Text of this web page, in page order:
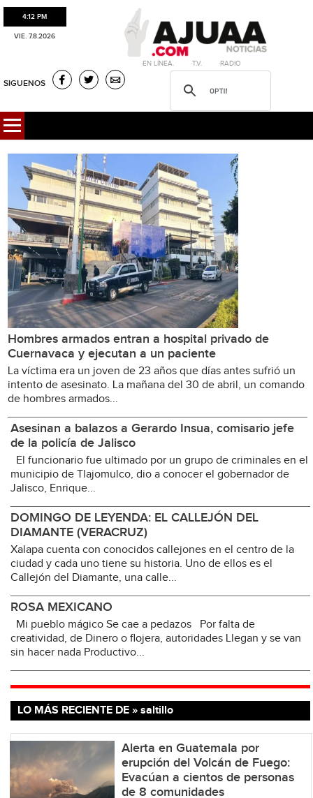
4:12 PM
VIE. 7.8.2026
·EN LÍNEA. ·T.V. ·RADIO
SIGUENOS
Hombres armados entran a hospital privado de
Cuernavaca y ejecutan a un paciente
La víctima era un joven de 23 años que días antes sufrió un
intento de asesinato. La mañana del 30 de abril, un comando
de hombres armados...
Asesinan a balazos a Gerardo Insua, comisario jefe
de la policía de Jalisco
El funcionario fue ultimado por un grupo de criminales en el
municipio de Tlajomulco, dio a conocer el gobernador de
Jalisco, Enrique...
DOMINGO DE LEYENDA: EL CALLEJÓN DEL
DIAMANTE (VERACRUZ)
Xalapa cuenta con conocidos callejones en el centro de la
ciudad y cada uno tiene su historia. Uno de ellos es el
Callejón del Diamante, una calle...
ROSA MEXICANO
Mi pueblo mágico Se cae a pedazos Por falta de
creatividad, de Dinero o flojera, autoridades Llegan y se van
sin hacer nada Productivo...
LO MÁS RECIENTE DE » saltillo
Alerta en Guatemala por
erupción del Volcán de Fuego:
Evacúan a cientos de personas
de 8 comunidades